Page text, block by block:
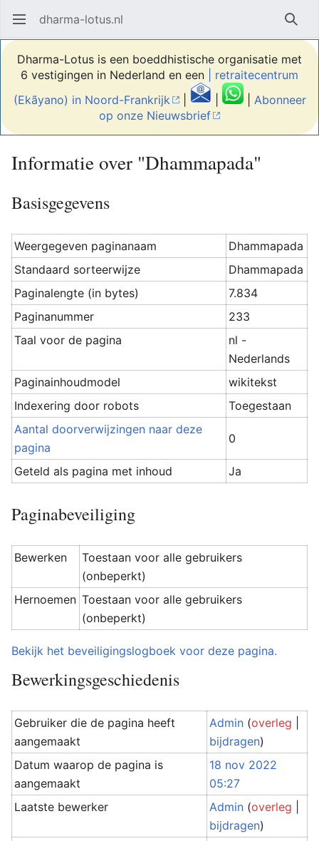
Hoofdmenu openen dharma-lotus.nl
Dharma-Lotus is een boeddhistische organisatie met
6 vestigingen in Nederland en een
| retraitecentrum
(Ekãyano) in Noord-Frankrijk
| | Abonneer
op onze Nieuwsbrief
Informatie over "Dhammapada"
Basisgegevens
Weergegeven paginanaam
Dhammapada
Standaard sorteerwijze
Dhammapada
Paginalengte (in bytes)
7.834
Paginanummer
233
Taal voor de pagina
nl -
Nederlands
Paginainhoudmodel
wikitekst
Indexering door robots
Toegestaan
Aantal doorverwijzingen naar deze
pagina
0
Geteld als pagina met inhoud Ja
Paginabeveiliging
Bewerken
Toestaan voor alle gebruikers
(onbeperkt)
Hernoemen Toestaan voor alle gebruikers
(onbeperkt)
Bekijk het beveiligingslogboek voor deze pagina.
Bewerkingsgeschiedenis
Gebruiker die de pagina heeft
aangemaakt
Admin (overleg
bijdragen)
Datum waarop de pagina is
aangemaakt
18 nov 2022
05:27
Laatste bewerker
Admin (overleg
bijdragen)